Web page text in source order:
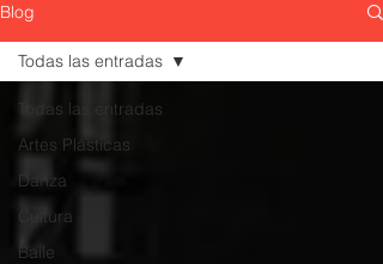
Blog
Todas las entradas
Artes Plásticas
Danza
Cultura
Baile
Todas las entradas